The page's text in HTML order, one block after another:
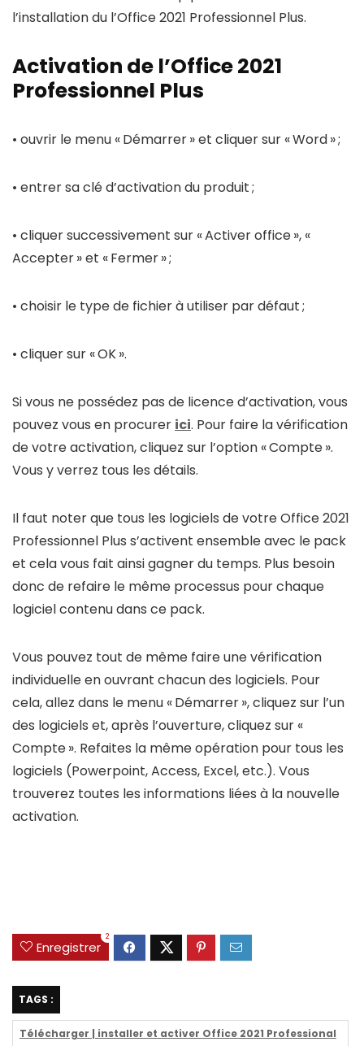
l’installation du l’Office 2021 Professionnel Plus.
Activation de l’Office 2021
Professionnel Plus
• ouvrir le menu « Démarrer » et cliquer sur « Word » ;
• entrer sa clé d’activation du produit ;
• cliquer successivement sur « Activer office », «
Accepter » et « Fermer » ;
• choisir le type de fichier à utiliser par défaut ;
• cliquer sur « OK ».
Si vous ne possédez pas de licence d’activation, vous
pouvez vous en procurer ici. Pour faire la vérification
de votre activation, cliquez sur l’option « Compte ».
Vous y verrez tous les détails.
Il faut noter que tous les logiciels de votre Office 2021
Professionnel Plus s’activent ensemble avec le pack
et cela vous fait ainsi gagner du temps. Plus besoin
donc de refaire le même processus pour chaque
logiciel contenu dans ce pack.
Vous pouvez tout de même faire une vérification
individuelle en ouvrant chacun des logiciels. Pour
cela, allez dans le menu « Démarrer », cliquez sur l’un
des logiciels et, après l’ouverture, cliquez sur «
Compte ». Refaites la même opération pour tous les
logiciels (Powerpoint, Access, Excel, etc.). Vous
trouverez toutes les informations liées à la nouvelle
activation.
Enregistrer
2
TAGS :
Télécharger | installer et activer Office 2021 Professional